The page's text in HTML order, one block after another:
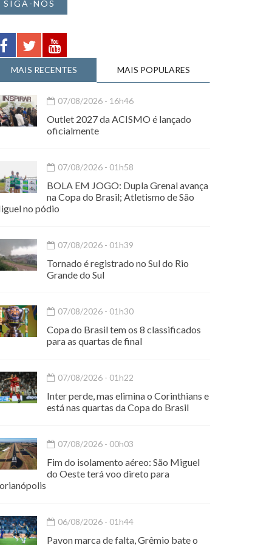
SIGA-NOS
MAIS RECENTES MAIS POPULARES
07/08/2026 - 16h46
Outlet 2027 da ACISMO é lançado
oficialmente
07/08/2026 - 01h58
BOLA EM JOGO: Dupla Grenal avança
na Copa do Brasil; Atletismo de São
no pódio
07/08/2026 - 01h39
Tornado é registrado no Sul do Rio
Grande do Sul
07/08/2026 - 01h30
Copa do Brasil tem os 8 classificados
para as quartas de final
07/08/2026 - 01h22
Inter perde, mas elimina o Corinthians e
está nas quartas da Copa do Brasil
07/08/2026 - 00h03
Fim do isolamento aéreo: São Miguel
do Oeste terá voo direto para
06/08/2026 - 01h44
Pavon marca de falta, Grêmio bate o